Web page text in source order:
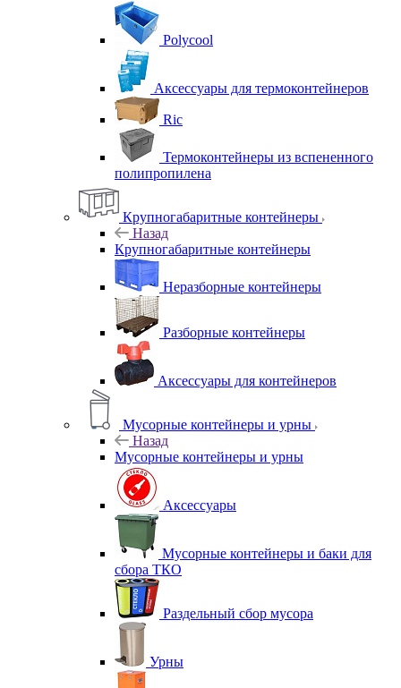
Polycool
Аксессуары для термоконтейнеров
Ric
Термоконтейнеры из вспененного
полипропилена
Крупногабаритные контейнеры
Назад
Крупногабаритные контейнеры
Неразборные контейнеры
Разборные контейнеры
Аксессуары для контейнеров
Мусорные контейнеры и урны
Назад
Мусорные контейнеры и урны
Аксессуары
Мусорные контейнеры и баки для
сбора ТКО
Раздельный сбор мусора
Урны